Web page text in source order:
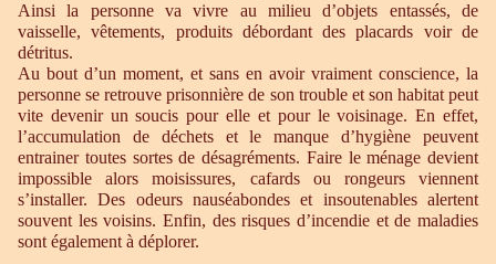
Ainsi la personne va vivre au milieu d’objets entassés, de
vaisselle, vêtements, produits débordant des placards voir de
détritus.
Au bout d’un moment, et sans en avoir vraiment conscience, la
personne se retrouve prisonnière de son trouble et son habitat peut
vite devenir un soucis pour elle et pour le voisinage. En effet,
l’accumulation de déchets et le manque d’hygiène peuvent
entrainer toutes sortes de désagréments. Faire le ménage devient
impossible alors moisissures, cafards ou rongeurs viennent
s’installer. Des odeurs nauséabondes et insoutenables alertent
souvent les voisins. Enfin, des risques d’incendie et de maladies
sont également à déplorer.